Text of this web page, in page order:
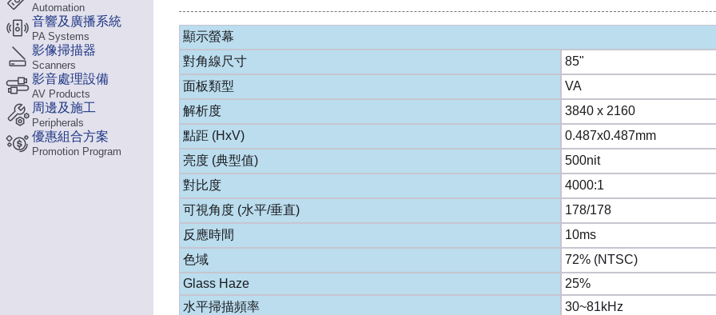
Automation
音響及廣播系統
PA Systems
影像掃描器
Scanners
影音處理設備
AV Products
周邊及施工
Peripherals
優惠組合方案
Promotion Program
顯示螢幕
對角線尺寸
85"
面板類型
VA
解析度
3840 x 2160
點距 (HxV)
0.487x0.487mm
亮度 (典型值)
500nit
對比度
4000:1
可視角度 (水平/垂直)
178/178
反應時間
10ms
色域
72% (NTSC)
Glass Haze
25%
水平掃描頻率
30~81kHz